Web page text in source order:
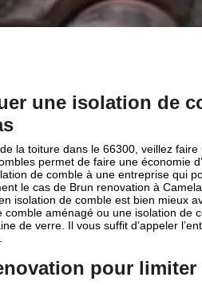
une isolation de
la toiture dans le 66300, veillez
permet de faire une économie
de comble à une entreprise qui
le cas de Brun renovation à
isolation de comble est bien mieux
comble aménagé ou une isolation de
de verre. Il vous suffit d’appeler
pour limiter